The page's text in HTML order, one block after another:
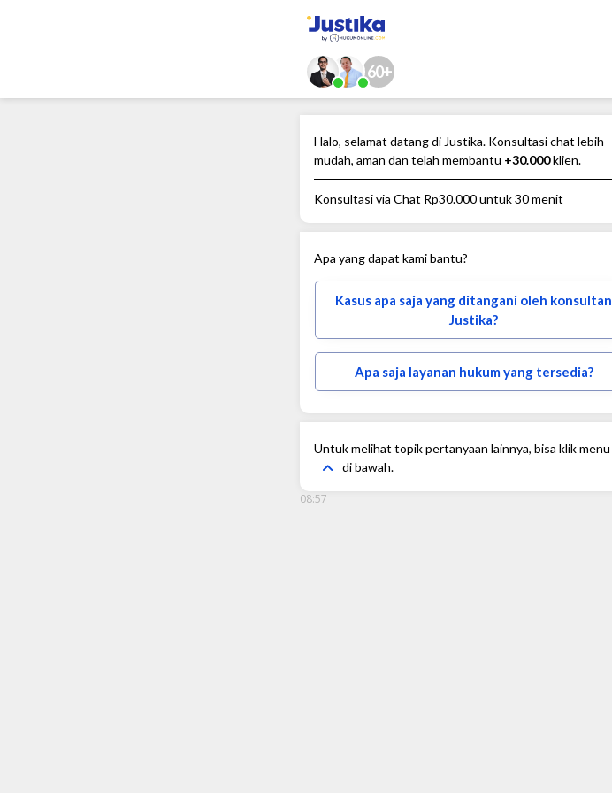
60+
Halo, selamat datang di Justika. Konsultasi chat lebih
mudah, aman dan telah membantu +30.000klien.
Konsultasi via Chat Rp30.000untuk 30 menit
Apa yang dapat kami bantu?
Kasus apa saja yang ditangani oleh konsultan
Justika?
Apa saja layanan hukum yang tersedia?
Untuk melihat topik pertanyaan lainnya, bisa klik menu
di bawah.
08:57